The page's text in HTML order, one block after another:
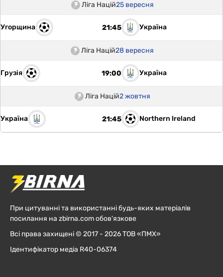
Ліга Націй25 вересня
Угорщина 21:45 Україна
Ліга Націй28 вересня
Грузія 19:00 Україна
Ліга Націй2 жовтня
Україна 21:45 Northern Ireland
При цитуванні та використанні будь-яких матеріалів
посилання на zbirna.com обов'язкове
Всі права захищені © 2017 - 2026 ТОВ «ПМХ»
Ідентифікатор медіа R40-06374